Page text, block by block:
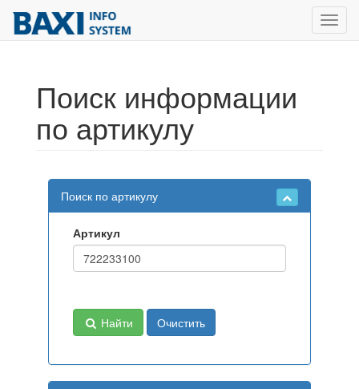
Поиск информации
по артикулу
Поиск по артикулу
Артикул
Найти Очистить